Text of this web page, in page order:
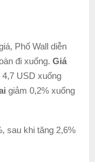
Phố Wall diễn
đi xuống. Giá
USD xuống
giảm 0,2% xuống
sau khi tăng 2,6%